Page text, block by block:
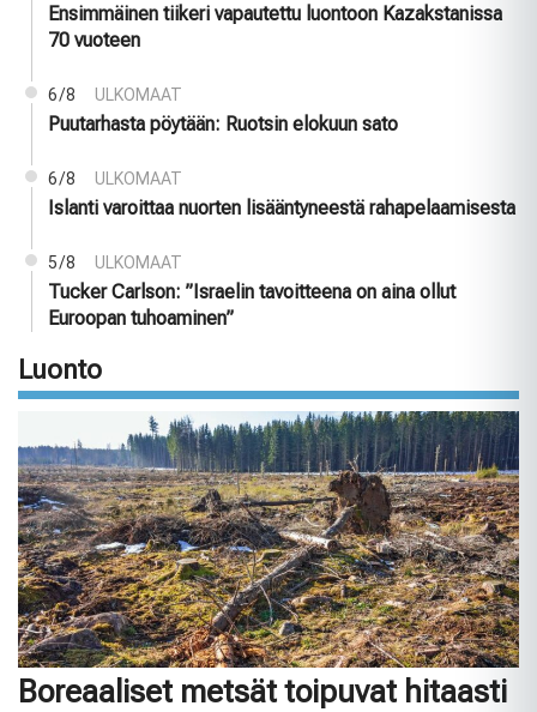
Ensimmäinen tiikeri vapautettu luontoon Kazakstanissa
70 vuoteen
6/8 ULKOMAAT
Puutarhasta pöytään: Ruotsin elokuun sato
6/8 ULKOMAAT
Islanti varoittaa nuorten lisääntyneestä rahapelaamisesta
5/8 ULKOMAAT
Tucker Carlson: ”Israelin tavoitteena on aina ollut
Euroopan tuhoaminen”
Luonto
Boreaaliset metsät toipuvat hitaasti